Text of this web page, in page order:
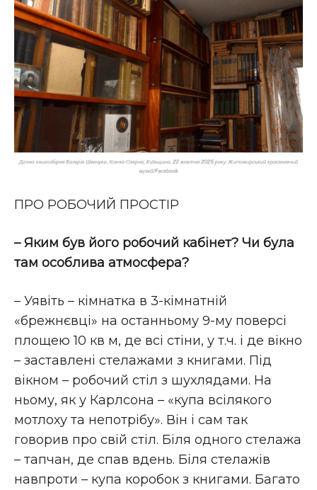
ПРО РОБОЧИЙ ПРОСТІР
– Яким був його робочий кабінет? Чи була
там особлива атмосфера?
– Уявіть – кімнатка в 3-кімнатній
«брежнєвці» на останньому 9-му поверсі
площею 10 кв м, де всі стіни, у т.ч. і де вікно
– заставлені стелажами з книгами. Під
вікном – робочий стіл з шухлядами. На
ньому, як у Карлсона – «купа всілякого
мотлоху та непотрібу». Він і сам так
говорив про свій стіл. Біля одного стелажа
– тапчан, де спав вдень. Біля стелажів
навпроти – купа коробок з книгами. Багато